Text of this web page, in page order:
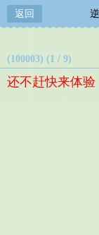
返回
(100003) (1 / 9)
还不赶快来体验